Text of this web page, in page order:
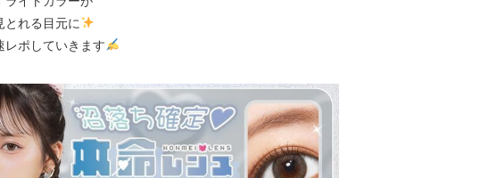
とれる目元に
レポしていきます